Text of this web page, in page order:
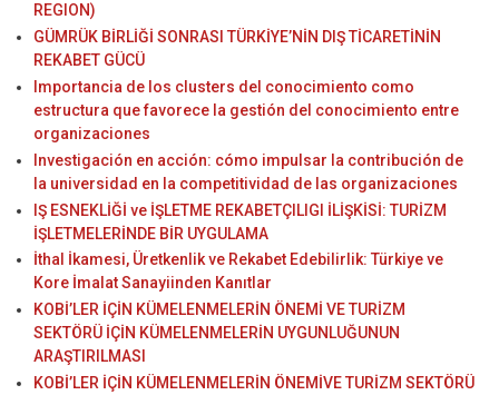
REGION)
GÜMRÜK BİRLİĞİ SONRASI TÜRKİYE’NİN DIŞ TİCARETİNİN
REKABET GÜCÜ
Importancia de los clusters del conocimiento como
estructura que favorece la gestión del conocimiento entre
organizaciones
Investigación en acción: cómo impulsar la contribución de
la universidad en la competitividad de las organizaciones
IŞ ESNEKLİĞİ ve İŞLETME REKABETÇILIGI İLİŞKİSİ: TURİZM
İŞLETMELERİNDE BİR UYGULAMA
İthal İkamesi, Üretkenlik ve Rekabet Edebilirlik: Türkiye ve
Kore İmalat Sanayiinden Kanıtlar
KOBİ’LER İÇİN KÜMELENMELERİN ÖNEMİ VE TURİZM
SEKTÖRÜ İÇİN KÜMELENMELERİN UYGUNLUĞUNUN
ARAŞTIRILMASI
KOBİ’LER İÇİN KÜMELENMELERİN ÖNEMİVE TURİZM SEKTÖRÜ